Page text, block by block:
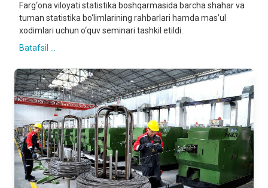
Farg‘ona viloyati statistika boshqarmasida barcha shahar va
tuman statistika bo‘limlarining rahbarlari hamda mas’ul
xodimlari uchun o‘quv seminari tashkil etildi.
Batafsil ...